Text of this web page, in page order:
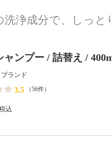
浄成分で、しっと
ンプー / 詰替え /
ランド
3.5 （56件）
込